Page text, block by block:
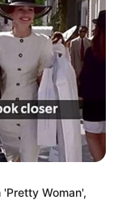
Woman',